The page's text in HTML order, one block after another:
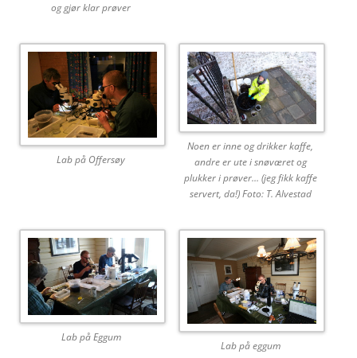
og gjør klar prøver
Lab på Offersøy
Noen er inne og drikker kaffe,
andre er ute i snøværet og
plukker i prøver… (jeg fikk kaffe
servert, da!) Foto: T. Alvestad
Lab på Eggum
Lab på eggum